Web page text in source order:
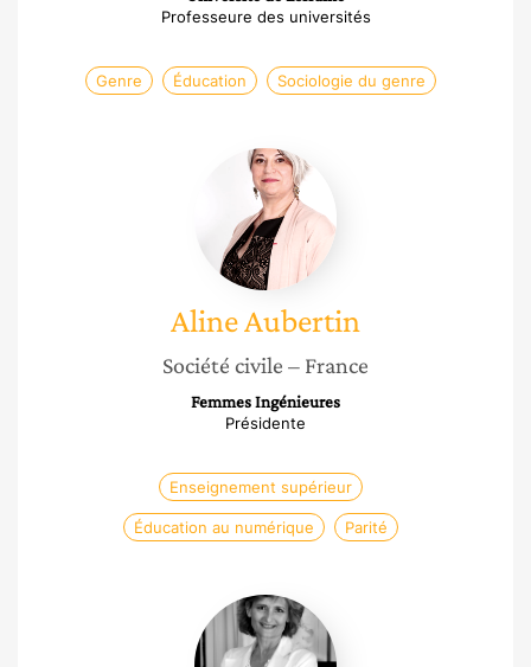
Professeure des universités
Genre Éducation Sociologie du genre
Aline
Aubertin
AlineAubertin
Société civile – France
Femmes Ingénieures
Présidente
Enseignement supérieur
Éducation au numérique Parité
Véronique
di
Benedetto